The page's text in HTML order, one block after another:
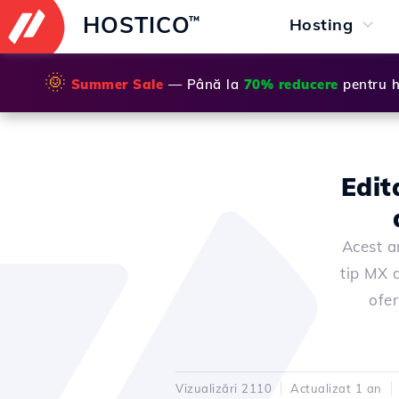
HOSTICO™ Hosting
🌞 Summer Sale — Până la 70% reducere pentru
Acest
tip MX
Vizualizări 2110 Actualizat 1 an